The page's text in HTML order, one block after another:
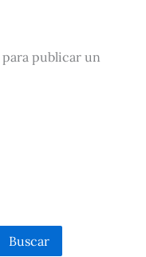
para publicar un
Buscar